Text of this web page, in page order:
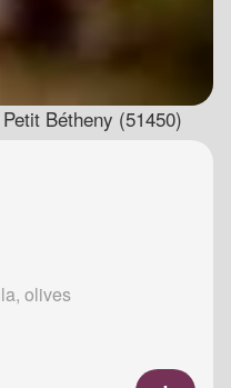
Bétheny (51450)
olives